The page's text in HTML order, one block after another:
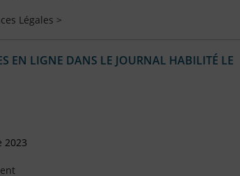
Légales >
EN LIGNE DANS LE JOURNAL HABILITÉ LE
2023